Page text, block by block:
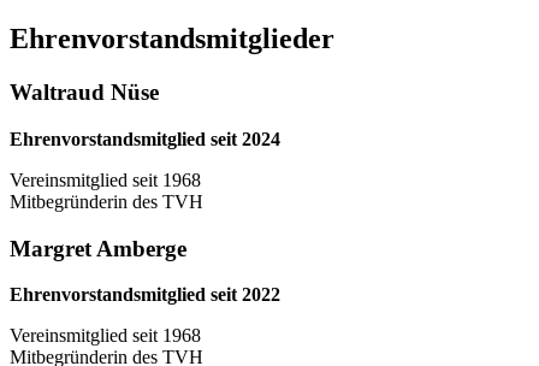
Ehrenvorstandsmitglieder
Waltraud Nüse
Ehrenvorstandsmitglied seit 2024
Vereinsmitglied seit 1968
Mitbegründerin des TVH
Margret Amberge
Ehrenvorstandsmitglied seit 2022
Vereinsmitglied seit 1968
Mitbegründerin des TVH